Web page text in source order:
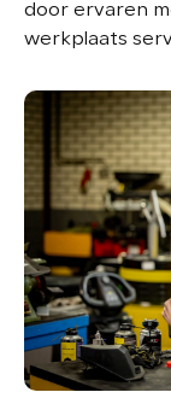
door ervaren
werkplaats